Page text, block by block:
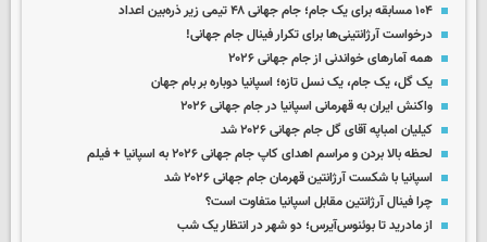
۱۰۴ مسابقه برای یک جام؛ جام جهانی ۴۸ تیمی زیر ذره‌بین اعداد
درخواست آرژانتینی‌ها برای تکرار فینال جام جهانی!
همه آمارهای خواندنی از جام جهانی ۲۰۲۶
یک گل، یک جام، یک نسل تازه؛ اسپانیا دوباره بر بام جهان
واکنش ایران به قهرمانی اسپانیا در جام جهانی ۲۰۲۶
کیلیان امباپه آقای گل جام جهانی ۲۰۲۶ شد
لحظه بالا بردن و مراسم اهدای کاپ جام جهانی ۲۰۲۶ به اسپانیا + فیلم
اسپانیا با شکست آرژانتین قهرمان جام جهانی ۲۰۲۶ شد
چرا فینال آرژانتین مقابل اسپانیا متفاوت است؟
از مادرید تا بوئنوس‌آیرس؛ دو شهر در انتظار یک شب